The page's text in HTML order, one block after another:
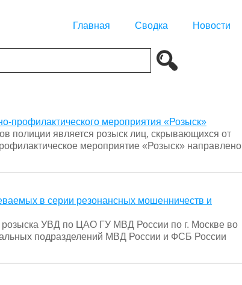
Главная Сводка Новости
профилактического мероприятия «Розыск»
полиции является розыск лиц, скрывающихся от
мероприятие «Розыск» направлено
в серии резонансных мошенничеств и
УВД по ЦАО ГУ МВД России по г. Москве во
подразделений МВД России и ФСБ России